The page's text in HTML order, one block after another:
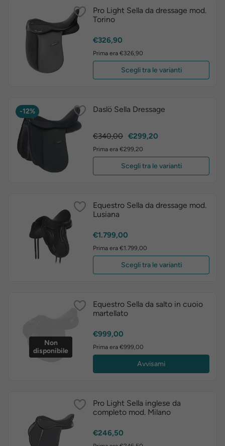
Pro Light Sella da dressage mod.
Torino
Prezzo
€326,90
Prima era €326,90
Scegli tra le varianti
-12% Daslö Sella Dressage
Prezzo
€340,00 Prezzo
€299,20
Prima era €299,20
Scegli tra le varianti
Equestro Sella da dressage mod.
Lusiana
Prezzo
€1.799,00
Prima era €1.799,00
Scegli tra le varianti
Non
disponibile
Equestro Sella da salto in cuoio
martellato
Prezzo
€999,00
Prima era €999,00
Avvisami
Pro Light Sella inglese da
completo mod. Milano
Prezzo
€246,50